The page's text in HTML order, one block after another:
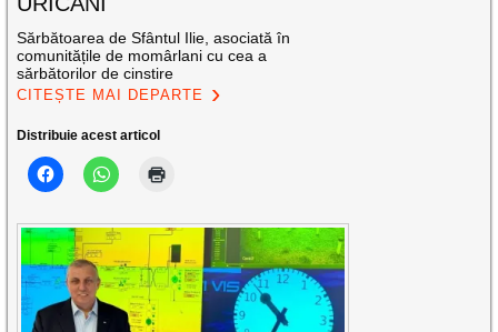
Sărbătoarea de Sfântul Ilie, asociată în
comunitățile de momârlani cu cea a
sărbătorilor de cinstire
CITEȘTE MAI DEPARTE
Distribuie acest articol